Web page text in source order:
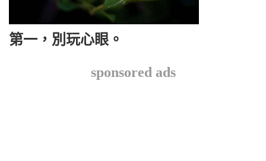
第一，別玩心眼。
sponsored ads